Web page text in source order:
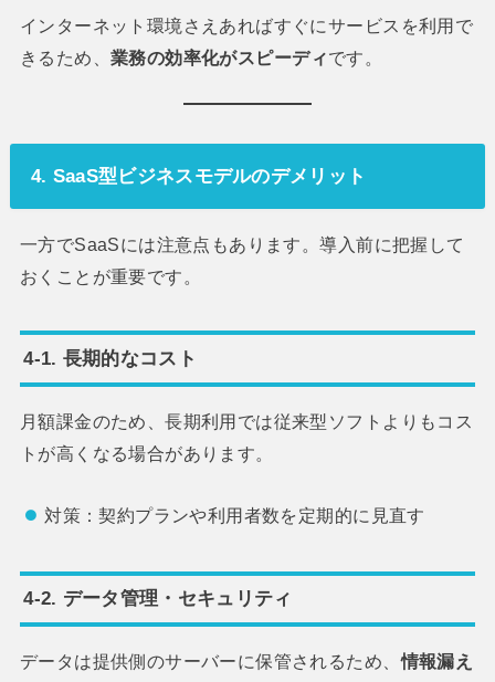
インターネット環境さえあればすぐにサービスを利用で
きるため、 業務の効率化がスピーディです。
4. SaaS型ビジネスモデルのデメリット
一方でSaaSには注意点もあります。導入前に把握して
おくことが重要です。
4-1. 長期的なコスト
月額課金のため、長期利用では従来型ソフトよりもコス
トが高くなる場合があります。
対策：契約プランや利用者数を定期的に見直す
4-2. データ管理・セキュリティ
データは提供側のサーバーに保管されるため、情報漏え